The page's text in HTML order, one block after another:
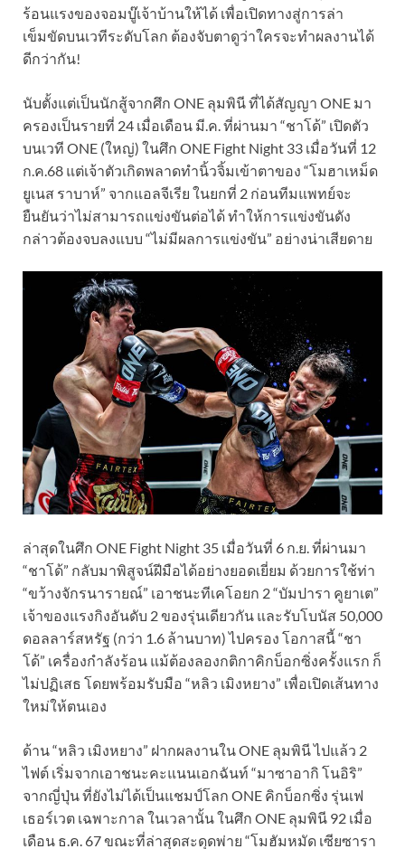
ร้อนแรงของจอมบู๊เจ้าบ้านให้ได้ เพื่อเปิดทางสู่การล่า
เข็มขัดบนเวทีระดับโลก ต้องจับตาดูว่าใครจะทำผลงานได้
ดีกว่ากัน!
นับตั้งแต่เป็นนักสู้จากศึก ONE ลุมพินี ที่ได้สัญญา ONE มา
ครองเป็นรายที่ 24 เมื่อเดือน มี.ค. ที่ผ่านมา “ชาโด้” เปิดตัว
บนเวที ONE (ใหญ่) ในศึก ONE Fight Night 33 เมื่อวันที่ 12
ก.ค.68 แต่เจ้าตัวเกิดพลาดทำนิ้วจิ้มเข้าตาของ “โมฮาเหม็ด
ยูเนส ราบาห์” จากแอลจีเรีย ในยกที่ 2 ก่อนทีมแพทย์จะ
ยืนยันว่าไม่สามารถแข่งขันต่อได้ ทำให้การแข่งขันดัง
กล่าวต้องจบลงแบบ “ไม่มีผลการแข่งขัน” อย่างน่าเสียดาย
ล่าสุดในศึก ONE Fight Night 35 เมื่อวันที่ 6 ก.ย. ที่ผ่านมา
“ชาโด้” กลับมาพิสูจน์ฝีมือได้อย่างยอดเยี่ยม ด้วยการใช้ท่า
“ขว้างจักรนารายณ์” เอาชนะทีเคโอยก 2 “บัมปารา คูยาเต”
เจ้าของแรงกิงอันดับ 2 ของรุ่นเดียวกัน และรับโบนัส 50,000
ดอลลาร์สหรัฐ (กว่า 1.6 ล้านบาท) ไปครอง โอกาสนี้ “ชา
โด้” เครื่องกำลังร้อน แม้ต้องลองกติกาคิกบ็อกซิ่งครั้งแรก ก็
ไม่ปฏิเสธ โดยพร้อมรับมือ “หลิว เมิงหยาง” เพื่อเปิดเส้นทาง
ใหม่ให้ตนเอง
ด้าน “หลิว เมิงหยาง” ฝากผลงานใน ONE ลุมพินี ไปแล้ว 2
ไฟต์ เริ่มจากเอาชนะคะแนนเอกฉันท์ “มาซาอากิ โนอิริ”
จากญี่ปุ่น ที่ยังไม่ได้เป็นแชมป์โลก ONE คิกบ็อกซิ่ง รุ่นเฟ
เธอร์เวต เฉพาะกาล ในเวลานั้น ในศึก ONE ลุมพินี 92 เมื่อ
เดือน ธ.ค. 67 ขณะที่ล่าสุดสะดุดพ่าย “โมฮัมหมัด เซียซารา